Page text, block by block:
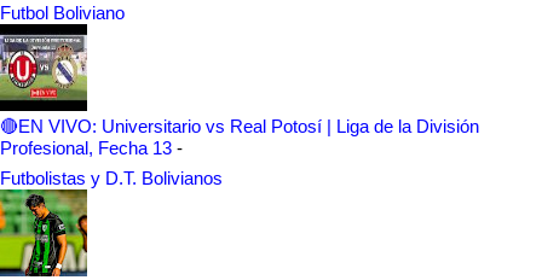
Futbol Boliviano
🔴EN VIVO: Universitario vs Real Potosí | Liga de la División
Profesional, Fecha 13 -
Futbolistas y D.T. Bolivianos